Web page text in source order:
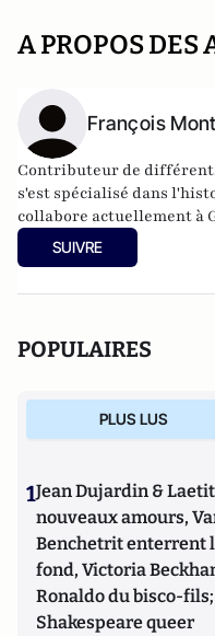
A PROPOS DES
François
Contributeur de
s'est spécialisé dans
collabore actuellement à
Cocteles.
SUIVRE
POPULAIRES
PLUS LUS
1Jean Dujardin &
nouveaux amours,
Benchetrit enterrent
fond, Victoria
Ronaldo du bisco-
Shakespeare queer